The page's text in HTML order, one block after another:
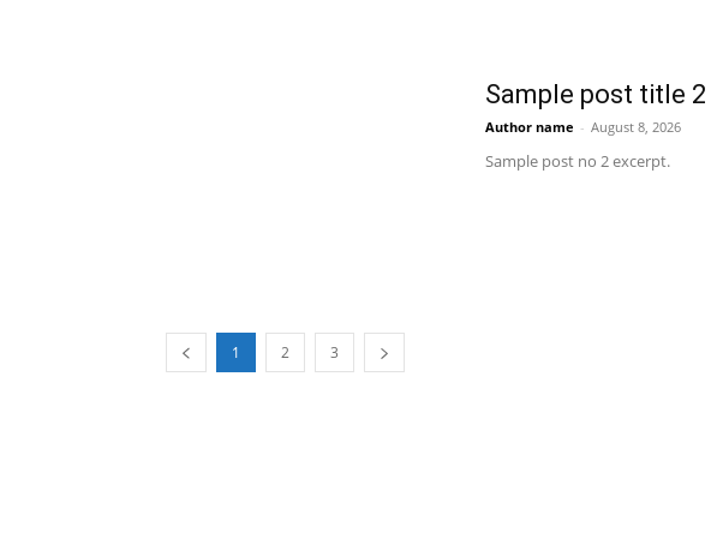
Sample post title 2
Author name - August 8, 2026
Sample post no 2 excerpt.
1 2 3